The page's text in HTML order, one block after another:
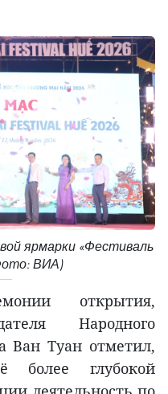
ярмарки «Фестиваль
ВИА)
открытия,
Народного
Ван Туан отметил,
более глубокой